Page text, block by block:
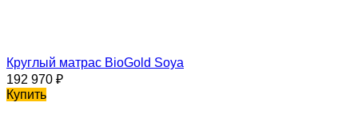
Круглый матрас BioGold Soya
192 970 ₽
Купить